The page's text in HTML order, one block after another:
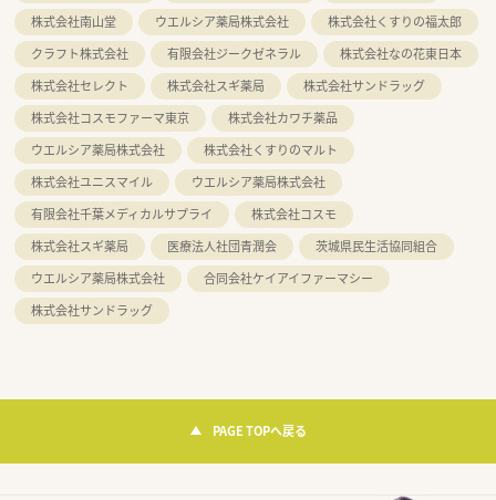
株式会社南山堂
ウエルシア薬局株式会社
株式会社くすりの福太郎
クラフト株式会社
有限会社ジークゼネラル
株式会社なの花東日本
株式会社セレクト
株式会社スギ薬局
株式会社サンドラッグ
株式会社コスモファーマ東京
株式会社カワチ薬品
ウエルシア薬局株式会社
株式会社くすりのマルト
株式会社ユニスマイル
ウエルシア薬局株式会社
有限会社千葉メディカルサプライ
株式会社コスモ
株式会社スギ薬局
医療法人社団青潤会
茨城県民生活協同組合
ウエルシア薬局株式会社
合同会社ケイアイファーマシー
株式会社サンドラッグ
PAGE TOPへ戻る